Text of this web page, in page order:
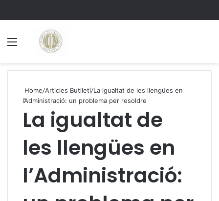
Home/Articles Butlletí/La igualtat de les llengües en
l’Administració: un problema per resoldre
La igualtat de
les llengües en
l’Administració: